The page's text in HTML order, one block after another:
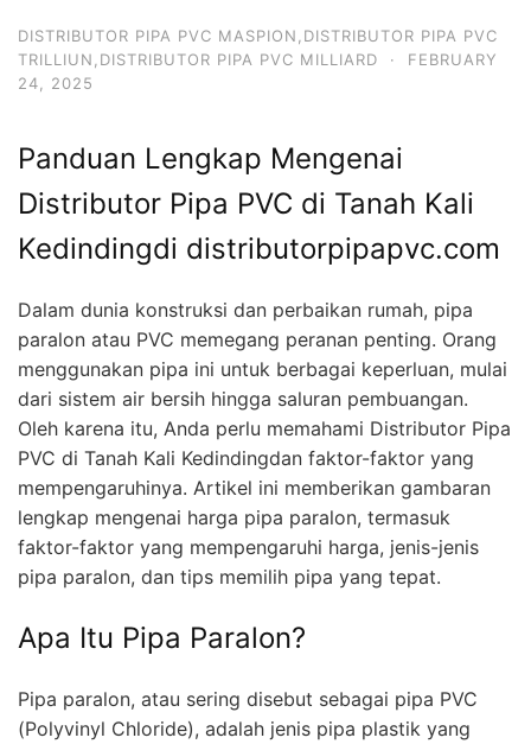
DISTRIBUTOR PIPA PVC MASPION,DISTRIBUTOR PIPA PVC
TRILLIUN,DISTRIBUTOR PIPA PVC MILLIARD
·
FEBRUARY
24, 2025
Panduan Lengkap Mengenai
Distributor Pipa PVC di Tanah Kali
Kedindingdi distributorpipapvc.com
Dalam dunia konstruksi dan perbaikan rumah, pipa
paralon atau PVC memegang peranan penting. Orang
menggunakan pipa ini untuk berbagai keperluan, mulai
dari sistem air bersih hingga saluran pembuangan.
Oleh karena itu, Anda perlu memahami Distributor Pipa
PVC di Tanah Kali Kedindingdan faktor-faktor yang
mempengaruhinya. Artikel ini memberikan gambaran
lengkap mengenai harga pipa paralon, termasuk
faktor-faktor yang mempengaruhi harga, jenis-jenis
pipa paralon, dan tips memilih pipa yang tepat.
Apa Itu Pipa Paralon?
Pipa paralon, atau sering disebut sebagai pipa PVC
(Polyvinyl Chloride), adalah jenis pipa plastik yang